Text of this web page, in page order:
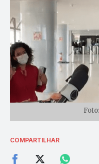
COMPARTILHAR